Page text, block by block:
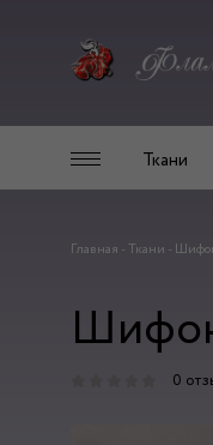
Ткани
Главная - Ткани -
0